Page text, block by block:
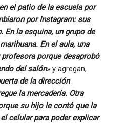
el patio de la escuela por
por Instagram: sus
En la esquina, un grupo de
En el aula, una
porque desaprobó
del salón» y agregan,
de la dirección
la mercadería. Otra
su hijo le contó que la
celular para poder explicar